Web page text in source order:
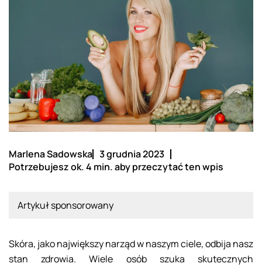
Marlena Sadowska 3 grudnia 2023
Potrzebujesz ok. 4 min. aby przeczytać ten wpis
Artykuł sponsorowany
Skóra, jako największy narząd w naszym ciele, odbija nasz
stan zdrowia. Wiele osób szuka skutecznych